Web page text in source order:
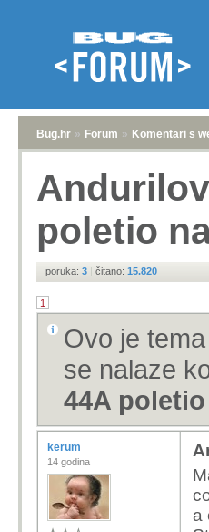
Bug.hr » Forum » Komentari s
poletio
poruka: 3 | čitano: 15.820
1
Ovo je
se nalaze
44A
kerum
14 godina
a